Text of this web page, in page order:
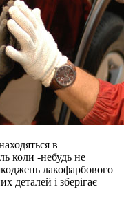
в
коли -небудь не
лакофарбового
деталей і зберігає